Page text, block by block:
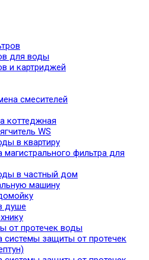
для воды
и картриджей
смесителей
коттеджная
WS
в квартиру
магистрального фильтра для
в частный дом
машину
душе
от протечек воды
системы защиты от протечек